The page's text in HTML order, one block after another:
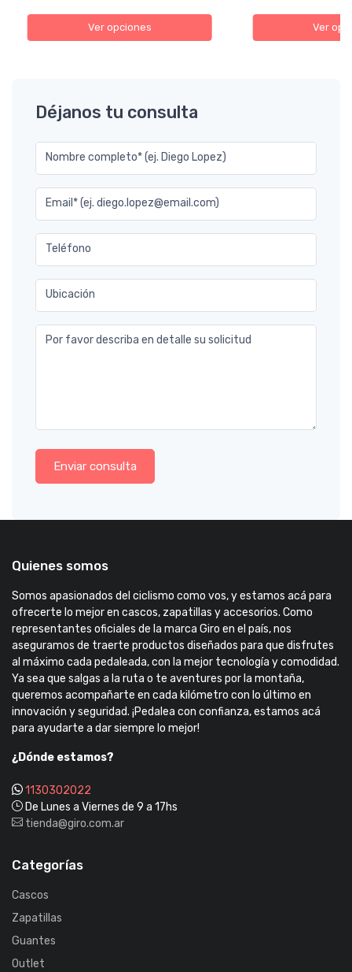
Ver opciones Ver
Déjanos tu consulta
Nombre completo* (ej. Diego Lopez)
Email* (ej. diego.lopez@email.com)
Teléfono
Ubicación
Por favor describa en detalle su solicitud
Enviar consulta
Quienes somos
Somos apasionados del ciclismo como vos, y estamos acá para
ofrecerte lo mejor en cascos, zapatillas y accesorios. Como
representantes oficiales de la marca Giro en el país, nos
aseguramos de traerte productos diseñados para que disfrutes
al máximo cada pedaleada, con la mejor tecnología y comodidad.
Ya sea que salgas a la ruta o te aventures por la montaña,
queremos acompañarte en cada kilómetro con lo último en
innovación y seguridad. ¡Pedalea con confianza, estamos acá
para ayudarte a dar siempre lo mejor!
¿Dónde estamos?
1130302022
De Lunes a Viernes de 9 a 17hs
tienda@giro.com.ar
Categorías
Cascos
Zapatillas
Guantes
Outlet